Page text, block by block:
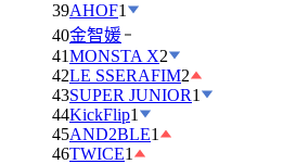
39AHOF1
40金智媛
41MONSTA X2
42LE SSERAFIM2
43SUPER JUNIOR1
44KickFlip1
45AND2BLE1
46TWICE1